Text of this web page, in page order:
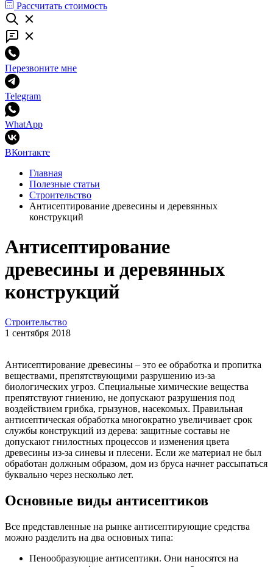
Рассчитать стоимость
Перезвоните мне
Telegram
WhatApp
ВКонтакте
Главная
Полезные статьи
Строительство
Антисептирование древесины и деревянных
конструкций
Антисептирование
древесины и деревянных
конструкций
Строительство
1 сентября 2018
Антисептирование древесины – это ее обработка и пропитка
веществами, препятствующими разрушению из-за
биологических угроз. Специальные химические вещества
препятствуют гниению, не допускают разрушения под
воздействием грибка, грызунов, насекомых. Правильная
антисептическая обработка многократно увеличивает срок
службы конструкций из дерева: защитные составы не
допускают гнилостных процессов и изменения цвета
древесины из-за синевы и плесени. Если же материал не был
обработан должным образом, дом из бруса начнет рассыпаться
буквально через несколько лет.
Основные виды антисептиков
Все представленные на рынке антисептирующие средства
можно разделить на два основных типа:
Пенообразующие антисептики. Они наносятся на